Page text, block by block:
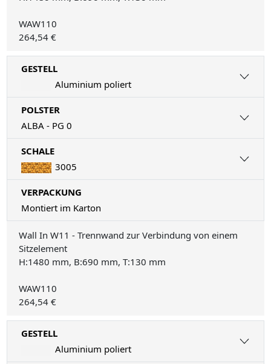
WAW110
264,54 €
GESTELL
Aluminium poliert
POLSTER
ALBA - PG 0
SCHALE
3005
VERPACKUNG
Montiert im Karton
Wall In W11 - Trennwand zur Verbindung von einem
Sitzelement
H:1480 mm, B:690 mm, T:130 mm
WAW110
264,54 €
GESTELL
Aluminium poliert